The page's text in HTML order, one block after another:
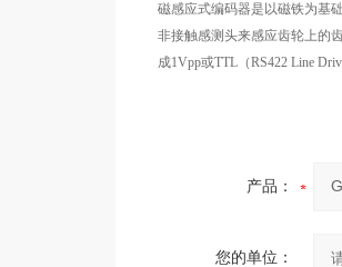
磁感应式编码器是以磁铁为基
非接触感测头来感应齿轮上的
成1Vpp或TTL （RS422 Line
产品：
您的单位：